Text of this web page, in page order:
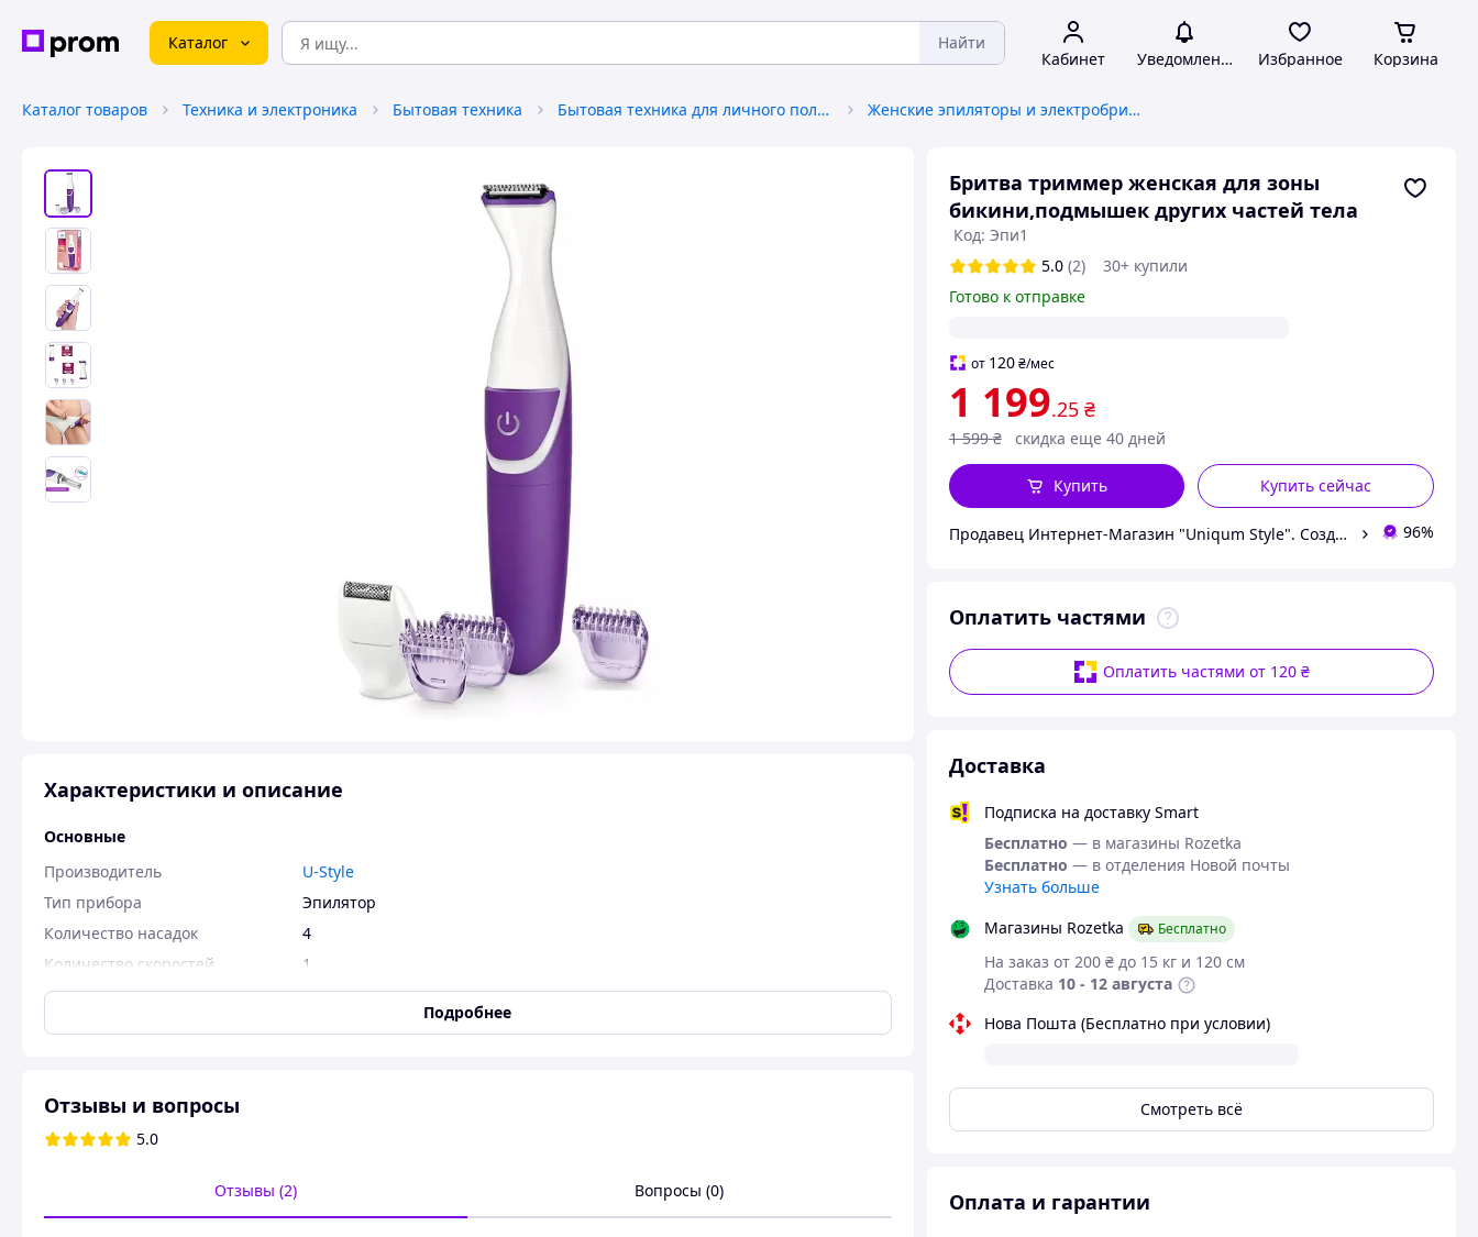
Каталог Найти
Кабинет Уведомления Избранное Корзина
Каталог товаров Техника и электроника Бытовая техника Бытовая техника для личного пользования Женские эпиляторы и электробритвы
Бритва триммер женская для зоны
бикини,подмышек других частей тела
Код: Эпи1
5.0 (2)
30+ купили
Готово к отправке
от 120 ₴/мес
1 199.25 ₴
1 599 ₴ скидка еще 40 дней
Купить сейчас
Купить
Продавец Интернет-Магазин "Uniqum Style". Создай свой уникальный стиль! 96%
Оплатить частями
Оплатить частями от 120 ₴
Доставка
Подписка на доставку Smart
Бесплатно — в магазины Rozetka
Бесплатно — в отделения Новой почты
Узнать больше
Магазины Rozetka
Бесплатно
На заказ от 200 ₴ до 15 кг и 120 см
Доставка 10 - 12 августа
Нова Пошта (Бесплатно при условии)
Смотреть всё
Оплата и гарантии
Характеристики и описание
Основные
Производитель
U-Style
Тип прибора
Эпилятор
Количество насадок
4
Количество скоростей
1
Количество бритвенных головок 4
Тип питания
Состояние
Питание
Бритвенная насадка
Да
Подробнее
Отзывы и вопросы
5.0
Отзывы (2) Вопросы (0)